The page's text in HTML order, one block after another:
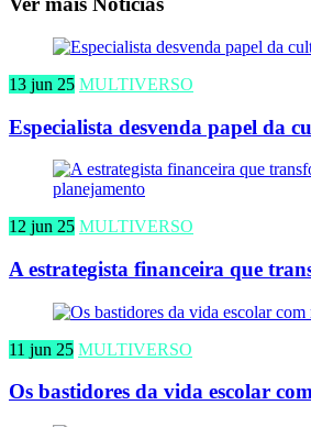
13 jun 25 MULTIVERSO
Especialista desvenda papel da
12 jun 25 MULTIVERSO
A estrategista financeira que
11 jun 25 MULTIVERSO
Os bastidores da vida escolar